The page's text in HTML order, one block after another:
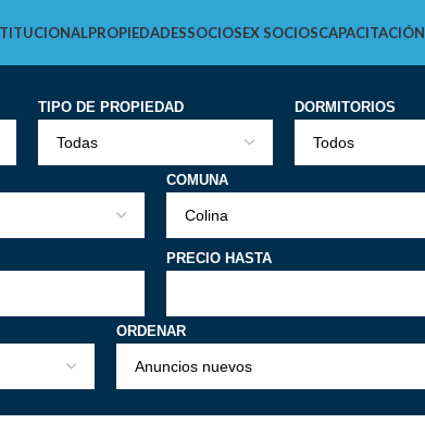
PROPIEDADESSOCIOSEX SOCIOSCAPACITACIÓN
TIPO DE PROPIEDAD DORMITORIOS
COMUNA
PRECIO HASTA
ORDENAR